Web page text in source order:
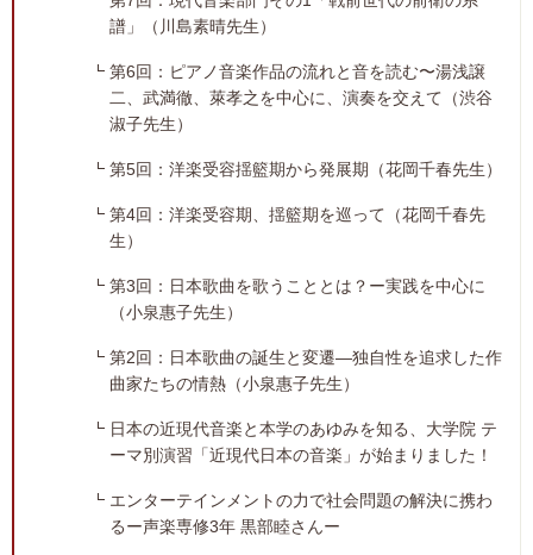
譜」（川島素晴先生）
第6回：ピアノ音楽作品の流れと音を読む〜湯浅譲
二、武満徹、萊孝之を中心に、演奏を交えて（渋谷
淑子先生）
第5回：洋楽受容揺籃期から発展期（花岡千春先生）
第4回：洋楽受容期、揺籃期を巡って（花岡千春先
生）
第3回：日本歌曲を歌うこととは？ー実践を中心に
（小泉惠子先生）
第2回：日本歌曲の誕生と変遷―独自性を追求した作
曲家たちの情熱（小泉惠子先生）
日本の近現代音楽と本学のあゆみを知る、大学院 テ
ーマ別演習「近現代日本の音楽」が始まりました！
エンターテインメントの力で社会問題の解決に携わ
るー声楽専修3年 黒部睦さんー